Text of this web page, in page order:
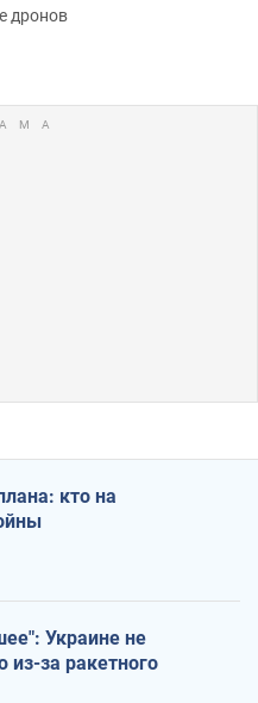
дронов
кто на
Украине не
из-за ракетного